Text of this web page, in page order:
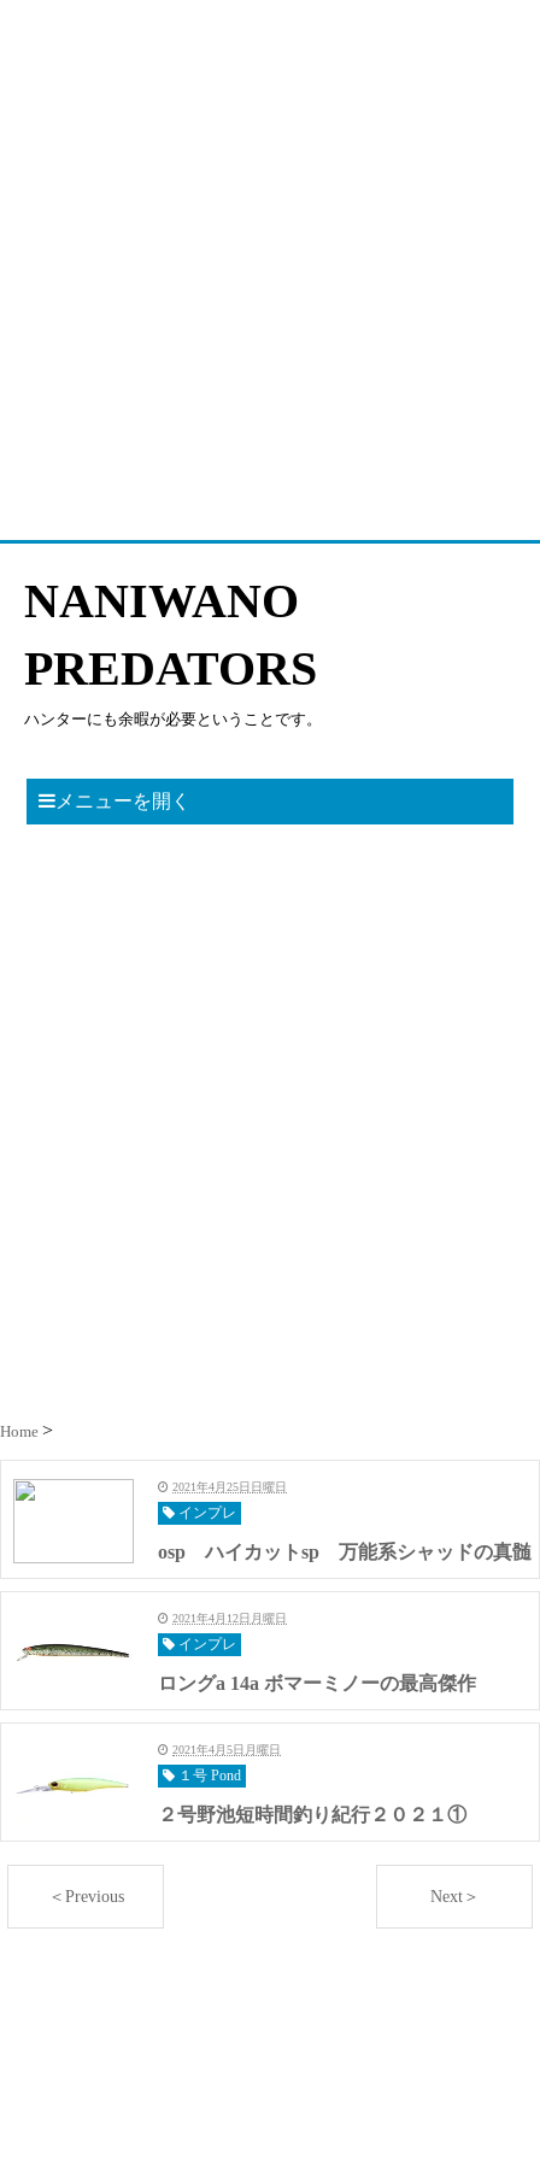
NANIWANO
PREDATORS
ハンターにも余暇が必要ということです。
メニューを開く
Home
2021年4月25日日曜日
インプレ
osp ハイカットsp 万能系シャッドの真髄
2021年4月12日月曜日
インプレ
ロングa 14a ボマーミノーの最高傑作
2021年4月5日月曜日
１号 Pond
２号野池短時間釣り紀行２０２１①
＜Previous Next＞